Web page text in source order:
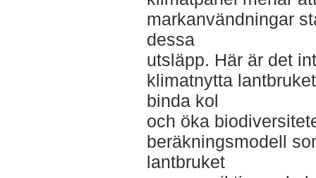
markanvändningar
dessa
utsläpp. Här är det
klimatnytta
binda kol
och öka
beräkningsmodell
lantbruket